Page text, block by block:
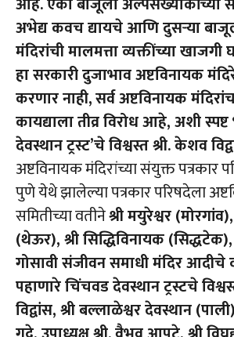
अभेद्य कवच द्यायचे आणि दुसऱ्या
मंदिरांची मालमत्ता व्यक्तींच्या
हा सरकारी दुजाभाव अष्टविनायक
करणार नाही,सर्व अष्टविनायक
कायद्याला तीव्र विरोध आहे, अशी
देवस्थान ट्रस्ट’चे विश्वस्त श्री. केशव
अष्टविनायक मंदिरांच्या संयुक्त पत्रकार
पुणे येथे झालेल्या पत्रकार परिषदेला
समितीच्या वतीनेश्री मयुरेश्वर
(थेऊर), श्री सिद्धिविनायक (सिद्धटेक),
गोसावी संजीवन समाधी मंदिर आदीचे
पहाणारे चिंचवड देवस्थान ट्रस्टचे
विद्वांस, श्री बल्लाळेश्वर देवस्थान